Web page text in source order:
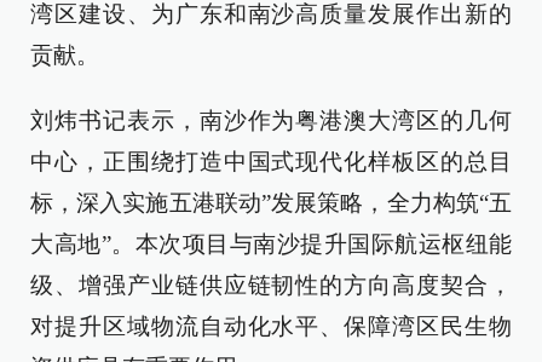
湾区建设、为广东和南沙高质量发展作出新的
贡献。
刘炜书记表示，南沙作为粤港澳大湾区的几何
中心，正围绕打造中国式现代化样板区的总目
标，深入实施五港联动”发展策略，全力构筑“五
大高地”。本次项目与南沙提升国际航运枢纽能
级、增强产业链供应链韧性的方向高度契合，
对提升区域物流自动化水平、保障湾区民生物